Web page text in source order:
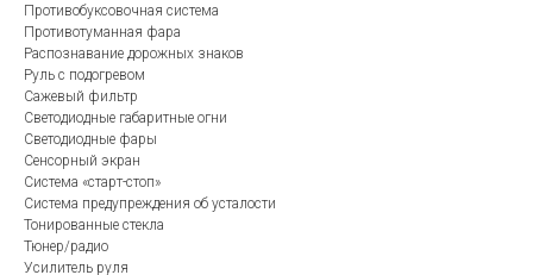
Противобуксовочная система
Противотуманная фара
Распознавание дорожных знаков
Руль с подогревом
Сажевый фильтр
Светодиодные габаритные огни
Светодиодные фары
Сенсорный экран
Система «старт-стоп»
Система предупреждения об усталости
Тонированные стекла
Тюнер/радио
Усилитель руля